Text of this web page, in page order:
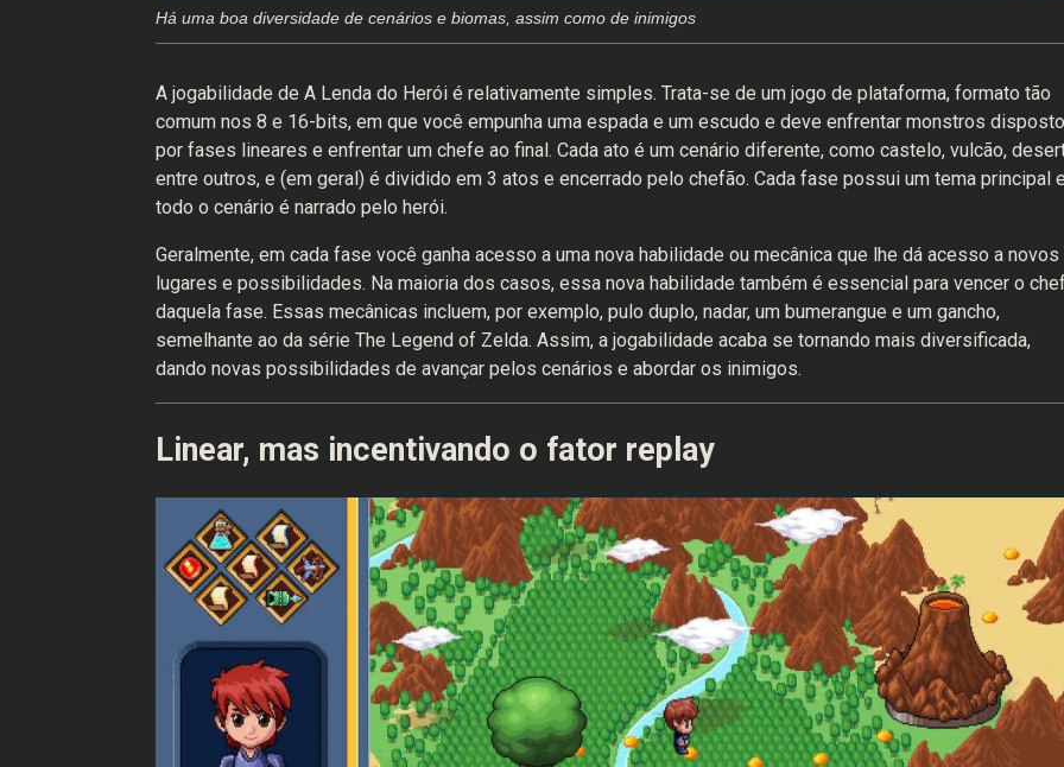
Há uma boa diversidade de cenários e biomas, assim como de inimigos
A jogabilidade de A Lenda do Herói é relativamente simples. Trata-se de um jogo de plataforma, formato tão
comum nos 8 e 16-bits, em que você empunha uma espada e um escudo e deve enfrentar monstros
por fases lineares e enfrentar um chefe ao final. Cada ato é um cenário diferente, como castelo, vulcão,
entre outros, e (em geral) é dividido em 3 atos e encerrado pelo chefão. Cada fase possui um tema principal
todo o cenário é narrado pelo herói.
Geralmente, em cada fase você ganha acesso a uma nova habilidade ou mecânica que lhe dá acesso a novos
lugares e possibilidades. Na maioria dos casos, essa nova habilidade também é essencial para vencer o
daquela fase. Essas mecânicas incluem, por exemplo, pulo duplo, nadar, um bumerangue e um gancho,
semelhante ao da série The Legend of Zelda. Assim, a jogabilidade acaba se tornando mais diversificada,
dando novas possibilidades de avançar pelos cenários e abordar os inimigos.
Linear, mas incentivando o fator replay